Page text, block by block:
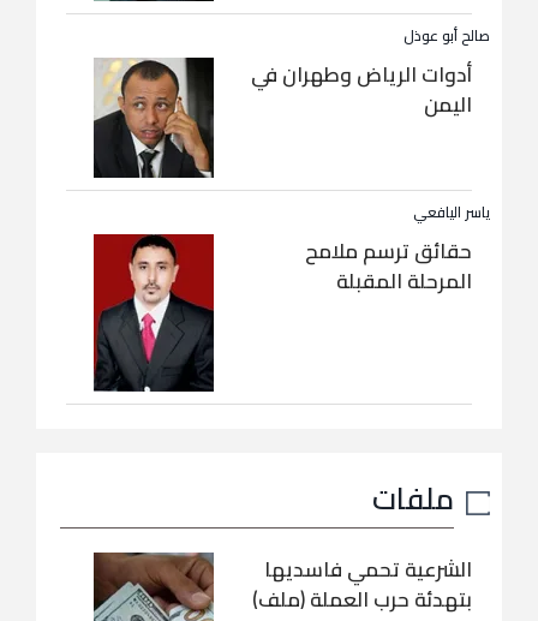
صالح أبو عوذل
أدوات الرياض وطهران في
اليمن
ياسر اليافعي
حقائق ترسم ملامح
المرحلة المقبلة
ملفات
الشرعية تحمي فاسديها
بتهدئة حرب العملة (ملف)